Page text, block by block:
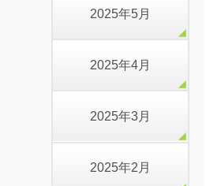
2025年5月
2025年4月
2025年3月
2025年2月